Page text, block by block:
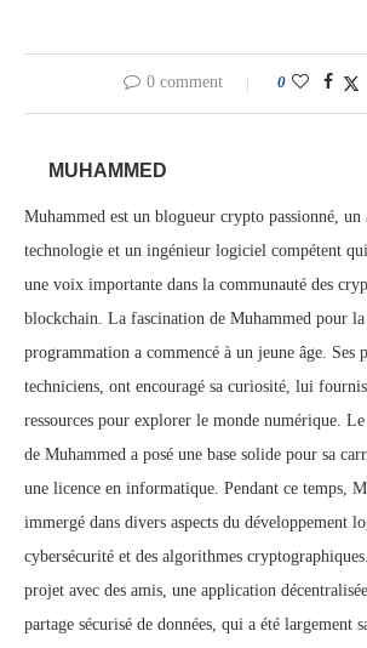
0 comment 0
MUHAMMED
Muhammed est un blogueur crypto passionné, un
technologie et un ingénieur logiciel compétent
une voix importante dans la communauté des
blockchain. La fascination de Muhammed pour
programmation a commencé à un jeune âge. Ses
techniciens, ont encouragé sa curiosité, lui
ressources pour explorer le monde numérique.
de Muhammed a posé une base solide pour sa
une licence en informatique. Pendant ce temps,
immergé dans divers aspects du développement
cybersécurité et des algorithmes
projet avec des amis, une application
partage sécurisé de données, qui a été largement